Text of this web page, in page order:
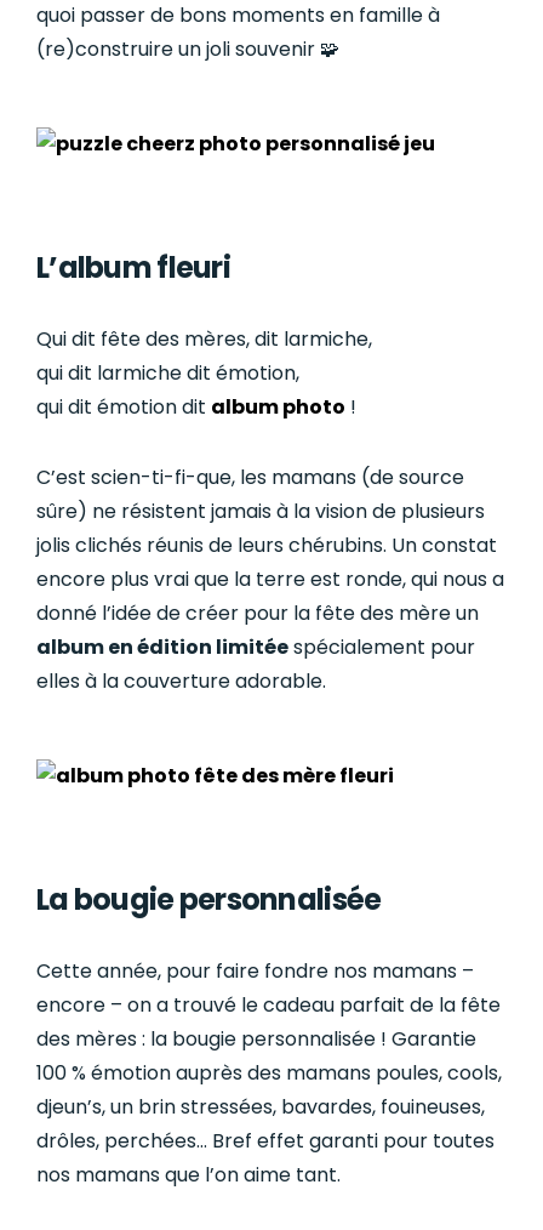
quoi passer de bons moments en famille à
(re)construire un joli souvenir 🧩
L’album fleuri
Qui dit fête des mères, dit larmiche,
qui dit larmiche dit émotion,
qui dit émotion dit album photo !
C’est scien-ti-fi-que, les mamans (de source
sûre) ne résistent jamais à la vision de plusieurs
jolis clichés réunis de leurs chérubins. Un constat
encore plus vrai que la terre est ronde, qui nous a
donné l’idée de créer pour la fête des mère un
album en édition limitéespécialement pour
elles à la couverture adorable.
La bougie personnalisée
Cette année, pour faire fondre nos mamans –
encore – on a trouvé le cadeau parfait de la fête
des mères : la bougie personnalisée ! Garantie
100 % émotion auprès des mamans poules, cools,
djeun’s, un brin stressées, bavardes, fouineuses,
drôles, perchées… Bref effet garanti pour toutes
nos mamans que l’on aime tant.